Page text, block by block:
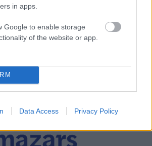
in apps.
Google to enable storage
of the website or app.
Data Access Privacy Policy